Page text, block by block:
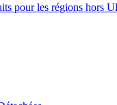
pour les régions hors